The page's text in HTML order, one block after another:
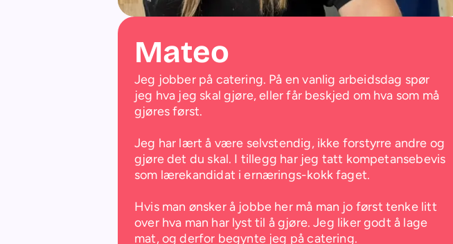
Mateo
Jeg jobber på catering. På en vanlig arbeidsdag spør
jeg hva jeg skal gjøre, eller får beskjed om hva som må
gjøres først.
Jeg har lært å være selvstendig, ikke forstyrre andre og
gjøre det du skal. I tillegg har jeg tatt kompetansebevis
som lærekandidat i ernærings-kokk faget.
Hvis man ønsker å jobbe her må man jo først tenke litt
over hva man har lyst til å gjøre. Jeg liker godt å lage
mat, og derfor begynte jeg på catering.